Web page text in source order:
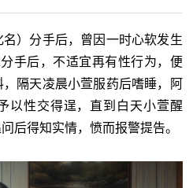
）分手后，曾因一时心软发生
手后，不适宜再有性行为，便
隔天凌晨小萱服药后嗜睡，阿
以性交得逞，直到白天小萱醒
后得知实情，愤而报警提告。